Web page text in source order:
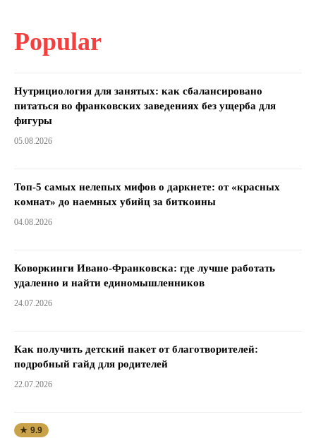
Popular
Нутрициология для занятых: как сбалансировано
питаться во франковских заведениях без ущерба для
фигуры
05.08.2026
Топ-5 самых нелепых мифов о даркнете: от «красных
комнат» до наемных убийц за биткоины
04.08.2026
Коворкинги Ивано-Франковска: где лучше работать
удаленно и найти единомышленников
24.07.2026
Как получить детский пакет от благотворителей:
подробный гайд для родителей
22.07.2026
★ 9.9